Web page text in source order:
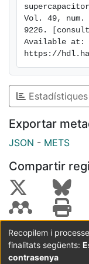
Vol. 49, num.
9226.
Available at:
https://
Estadístiques
Exportar
JSON - METS
Compartir
Coordinació:CRAI UB Avís legal
subjectes a:
Recopilem i
finalitats següents:
contrasenya